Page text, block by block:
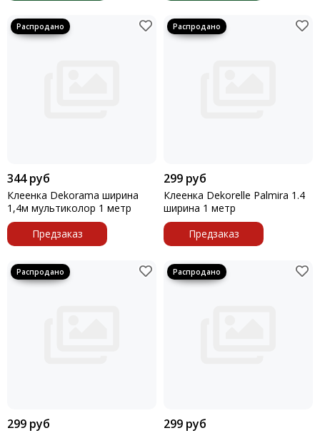
344 руб
Клеенка Dekorama ширина
1,4м мультиколор 1 метр
Предзаказ
299 руб
Клеенка Dekorelle Palmira 1.4
ширина 1 метр
Предзаказ
299 руб 299 руб